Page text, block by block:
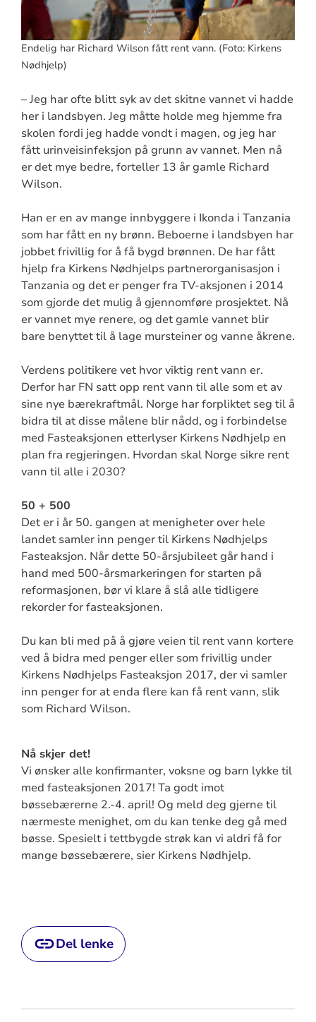
Endelig har Richard Wilson fått rent vann. (Foto: Kirkens
Nødhjelp)
– Jeg har ofte blitt syk av det skitne vannet vi hadde
her i landsbyen. Jeg måtte holde meg hjemme fra
skolen fordi jeg hadde vondt i magen, og jeg har
fått urinveisinfeksjon på grunn av vannet. Men nå
er det mye bedre, forteller 13 år gamle Richard
Wilson.
Han er en av mange innbyggere i Ikonda i Tanzania
som har fått en ny brønn. Beboerne i landsbyen har
jobbet frivillig for å få bygd brønnen. De har fått
hjelp fra Kirkens Nødhjelps partnerorganisasjon i
Tanzania og det er penger fra TV-aksjonen i 2014
som gjorde det mulig å gjennomføre prosjektet. Nå
er vannet mye renere, og det gamle vannet blir
bare benyttet til å lage mursteiner og vanne åkrene.
Verdens politikere vet hvor viktig rent vann er.
Derfor har FN satt opp rent vann til alle som et av
sine nye bærekraftmål. Norge har forpliktet seg til å
bidra til at disse målene blir nådd, og i forbindelse
med Fasteaksjonen etterlyser Kirkens Nødhjelp en
plan fra regjeringen. Hvordan skal Norge sikre rent
vann til alle i 2030?
50 + 500
Det er i år 50. gangen at menigheter over hele
landet samler inn penger til Kirkens Nødhjelps
Fasteaksjon. Når dette 50-årsjubileet går hand i
hand med 500-årsmarkeringen for starten på
reformasjonen, bør vi klare å slå alle tidligere
rekorder for fasteaksjonen.
Du kan bli med på å gjøre veien til rent vann kortere
ved å bidra med penger eller som frivillig under
Kirkens Nødhjelps Fasteaksjon 2017, der vi samler
inn penger for at enda flere kan få rent vann, slik
som Richard Wilson.
Nå skjer det!
Vi ønsker alle konfirmanter, voksne og barn lykke til
med fasteaksjonen 2017! Ta godt imot
bøssebærerne 2.-4. april! Og meld deg gjerne til
nærmeste menighet, om du kan tenke deg gå med
bøsse. Spesielt i tettbygde strøk kan vi aldri få for
mange bøssebærere, sier Kirkens Nødhjelp.
Del lenke